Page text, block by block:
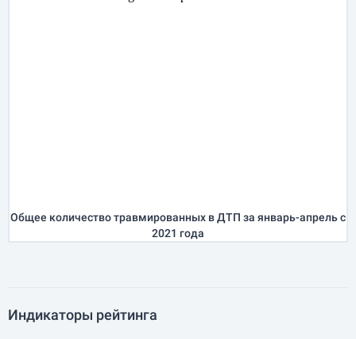
Общее количество травмированных в ДТП за январь-апрельс
2021 года
Индикаторы рейтинга